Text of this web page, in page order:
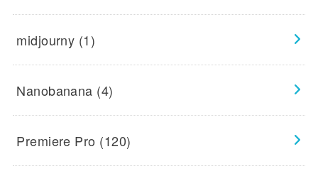
midjourny (1)
Nanobanana (4)
Premiere Pro (120)